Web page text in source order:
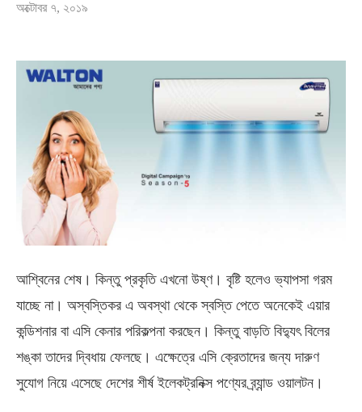
অক্টোবর ৭, ২০১৯
আশ্বিনের শেষ। কিন্তু প্রকৃতি এখনো উষ্ণ। বৃষ্টি হলেও ভ্যাপসা গরম
যাচ্ছে না। অস্বস্তিকর এ অবস্থা থেকে স্বস্তি পেতে অনেকেই এয়ার
কন্ডিশনার বা এসি কেনার পরিকল্পনা করছেন। কিন্তু বাড়তি বিদ্যুৎ বিলের
শঙ্কা তাদের দ্বিধায় ফেলছে। এক্ষেত্রে এসি ক্রেতাদের জন্য দারুণ
সুযোগ নিয়ে এসেছে দেশের শীর্ষ ইলেকট্রনিক্স পণ্যের ব্র্যান্ড ওয়ালটন।